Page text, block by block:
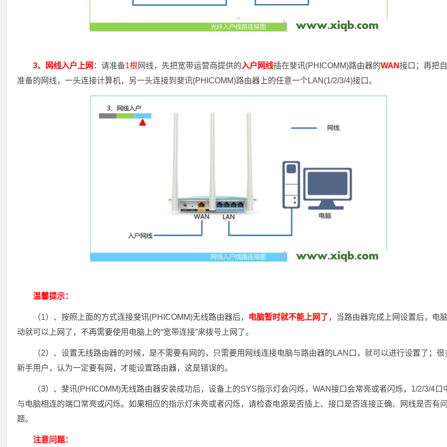
3、网线入户上网 ：请准备1根 网线，先把宽带运营商提供的入户网线插在斐讯(PHICOMM)路由器的WAN接口；再把
准备的网线，一头连接计算机，另一头连接到斐讯(PHICOMM)路由器上的任意一个LAN(1/2/3/4)接口。
温馨提示：
（1）、按照上面的方式连接斐讯(PHICOMM)无线路由器后， 电脑暂时就不能上网了，当路由器完成上网设置后，电
动就可以上网了，不再需要使用电脑上的“宽带连接”来拨号上网了。
（2）、设置无线路由器的时候，是不需要有网的，只需要用网线连接电脑与路由器的LAN口，就可以进行设置了；很
新手用户，认为一定要有网，才能设置路由器，这是错误的。
（3）、斐讯(PHICOMM)无线路由器安装成功后，设备上的SYS指示灯会闪烁，WAN接口会常亮或者闪烁，1/2/3/4口
与电脑相连的端口常亮或闪烁。如果相应的指示灯未亮或者闪烁，请检查电源是否插上、接口是否连接正确、网线是否有
题。
注意问题：